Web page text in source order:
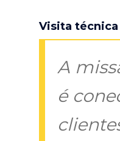
Visita técnica
A
é